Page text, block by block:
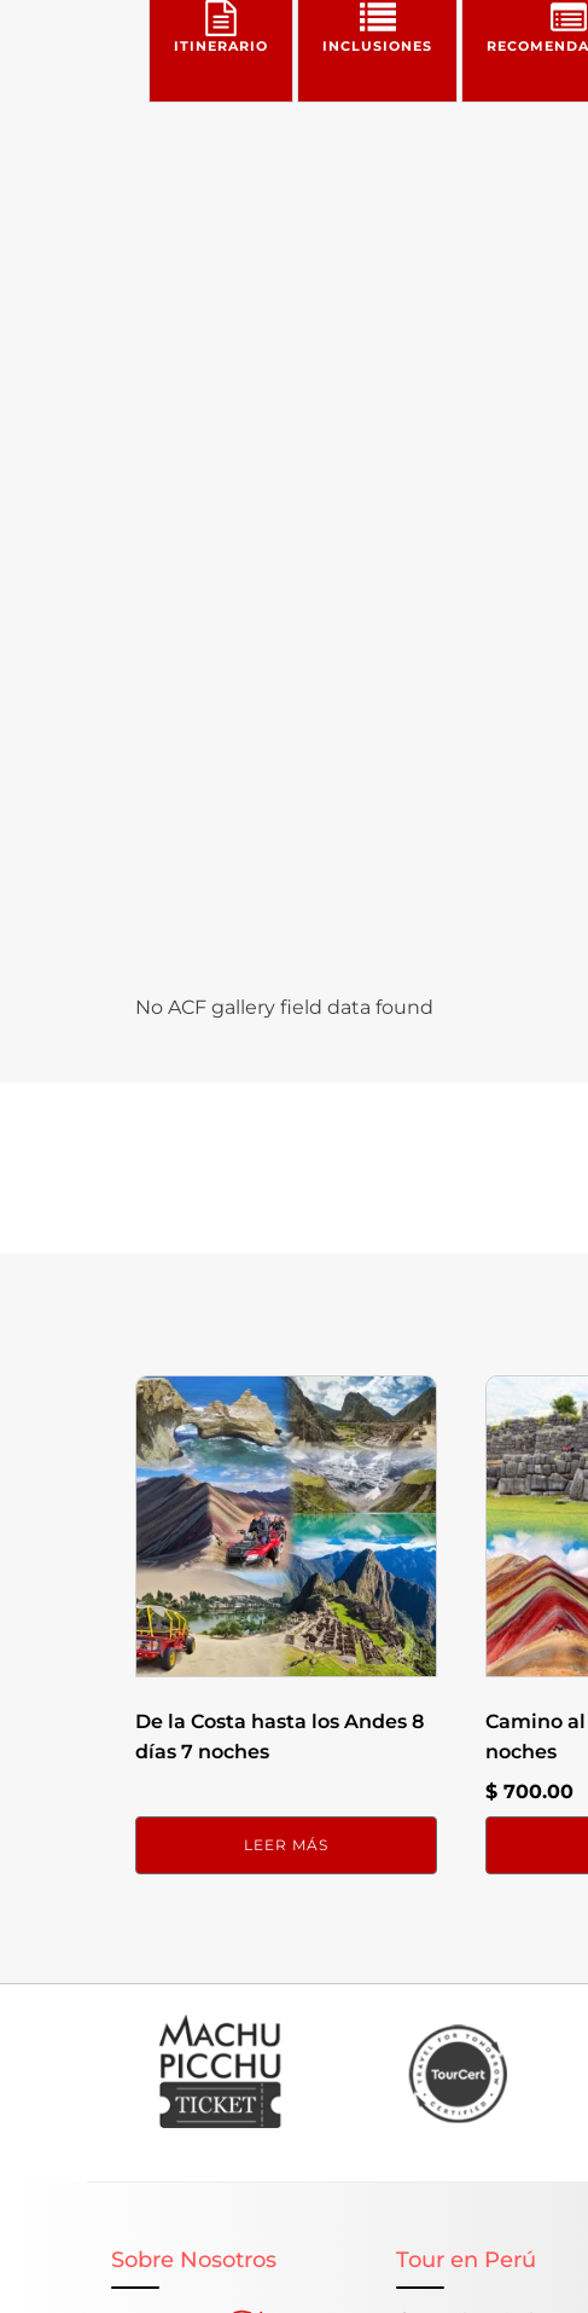
ITINERARIO INCLUSIONES
No ACF gallery field data found
De la Costa hasta los Andes 8
días 7 noches
LEER MÁS
Camino
noches
$700.00
Sobre Nosotros Tour en Perú